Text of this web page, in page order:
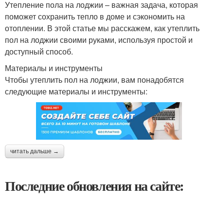
Утепление пола на лоджии – важная задача, которая
поможет сохранить тепло в доме и сэкономить на
отоплении. В этой статье мы расскажем, как утеплить
пол на лоджии своими руками, используя простой и
доступный способ.
Материалы и инструменты
Чтобы утеплить пол на лоджии, вам понадобятся
следующие материалы и инструменты:
читать дальше →
Последние обновления на сайте: